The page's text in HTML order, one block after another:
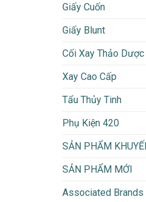
Giấy Cuốn
Giấy Blunt
Cối Xay Thảo Dược
Xay Cao Cấp
Tẩu Thủy Tinh
Phụ Kiện 420
SẢN PHẨM
SẢN PHẨM MỚI
Associated Brands